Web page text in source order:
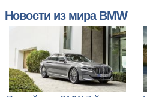
Новости из мира BMW